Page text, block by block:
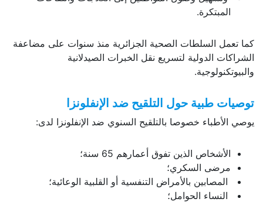
المبتكرة.
كما تعمل السلطات الصحية الجزائرية منذ سنوات على مضاعفة
الشراكات الدولية لتسريع نقل الخبرات الصيدلانية
والبيوتكنولوجية.
توصيات طبية حول التلقيح ضد الإنفلونزا
يوصي الأطباء خصوصا بالتلقيح السنوي ضد الإنفلونزا لدى:
الأشخاص الذين تفوق أعمارهم 65 سنة؛
مرضى السكري؛
المصابين بالأمراض التنفسية أو القلبية الوعائية؛
النساء الحوامل؛